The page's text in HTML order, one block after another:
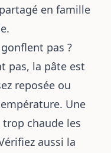
en famille
pas ?
pas, la pâte est
reposée ou
Une
chaude les
aussi la